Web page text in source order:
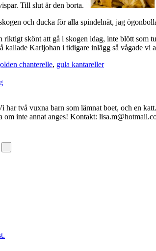
Till slut är den borta.
och ducka för alla spindelnät, jag
riktigt skönt att gå i skogen idag, inte blött
kallade Karljohan i tidigare inlägg så vågade vi
chanterelle, gula kantareller
två vuxna barn som lämnat boet, och en
om inte annat anges! Kontakt: